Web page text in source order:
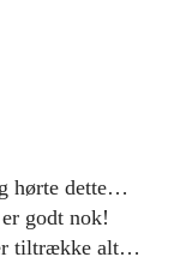
hørte dette…
godt nok!
tiltrække alt…